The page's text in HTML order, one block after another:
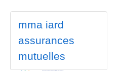
mma iard
assurances
mutuelles